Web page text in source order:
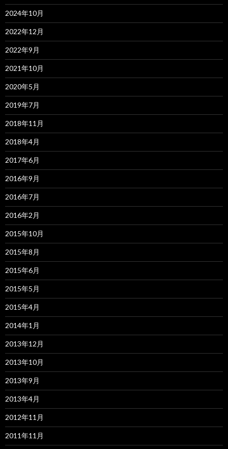
2024年10月
2022年12月
2022年9月
2021年10月
2020年5月
2019年7月
2018年11月
2018年4月
2017年6月
2016年9月
2016年7月
2016年2月
2015年10月
2015年8月
2015年6月
2015年5月
2015年4月
2014年1月
2013年12月
2013年10月
2013年9月
2013年4月
2012年11月
2011年11月